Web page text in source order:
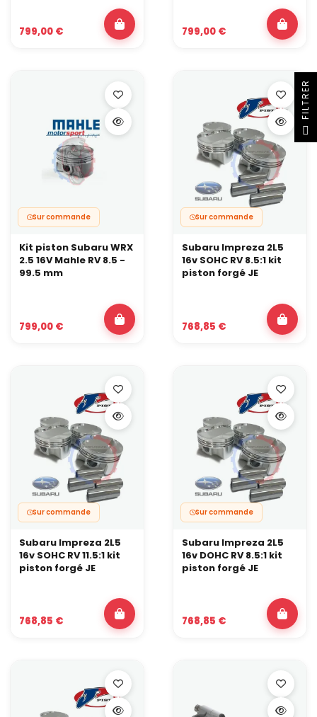
799,00 € 799,00 €
Sur commande
Kit piston Subaru WRX
2.5 16V Mahle RV 8.5 -
99.5 mm
799,00 €
Sur commande
Subaru Impreza 2L5
16v SOHC RV 8.5:1 kit
piston forgé JE
768,85 €
Sur commande
Subaru Impreza 2L5
16v SOHC RV 11.5:1 kit
piston forgé JE
768,85 €
Sur commande
Subaru Impreza 2L5
16v DOHC RV 8.5:1 kit
piston forgé JE
768,85 €
R